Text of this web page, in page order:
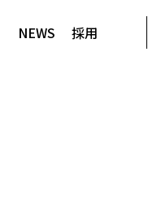
NEWS 採用